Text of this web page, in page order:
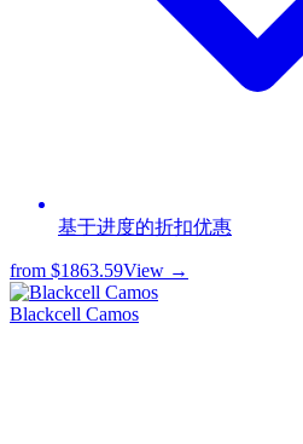
基于进度的折扣优惠
from $1863.59View →
Blackcell Camos